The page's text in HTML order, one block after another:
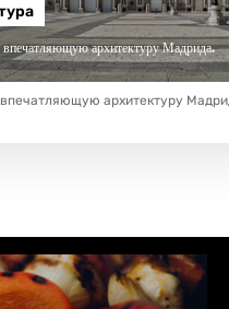
архитектуру Мадрида.
архитектуру